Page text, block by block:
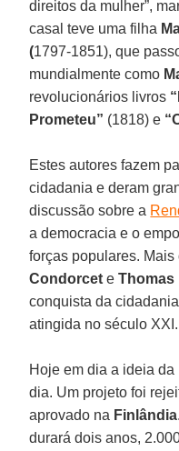
direitos da mulher”,
casal teve uma filha
(1797-1851), que
mundialmente como
revolucionários livros
Prometeu” (1818) e
Estes autores fazem
cidadania e deram
discussão sobre a
a democracia e o
forças populares.
Condorcet eThomas
conquista da
atingida no século XXI.
Hoje em dia a ideia
dia. Um projeto foi
aprovado na Finlândia
durará dois anos,